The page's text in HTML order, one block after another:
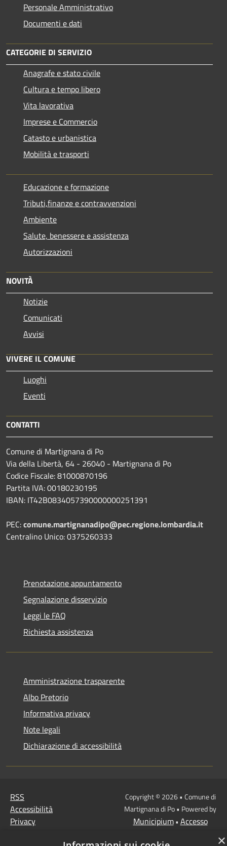
Personale Amministrativo
Documenti e dati
CATEGORIE DI SERVIZIO
Anagrafe e stato civile
Cultura e tempo libero
Vita lavorativa
Imprese e Commercio
Catasto e urbanistica
Mobilità e trasporti
Educazione e formazione
Tributi,finanze e contravvenzioni
Ambiente
Salute, benessere e assistenza
Autorizzazioni
NOVITÀ
Notizie
Comunicati
Avvisi
VIVERE IL COMUNE
Luoghi
Eventi
CONTATTI
Comune di Martignana di Po
Via della Libertà, 64 - 26040 - Martignana di Po
Codice Fiscale: 81000870196
Partita IVA: 00180230195
IBAN: IT42B0834057390000000251391
PEC:comune.martignanadipo@pec.regione.lombardia.it
Centralino Unico: 0375260333
Prenotazione appuntamento
Segnalazione disservizio
Leggi le FAQ
Richiesta assistenza
Amministrazione trasparente
Albo Pretorio
Informativa privacy
Note legali
Dichiarazione di accessibilità
RSS
Accessibilità
Privacy
Copyright © 2026 • Comune di
Martignana di Po • Powered by
Municipium• Accesso
×